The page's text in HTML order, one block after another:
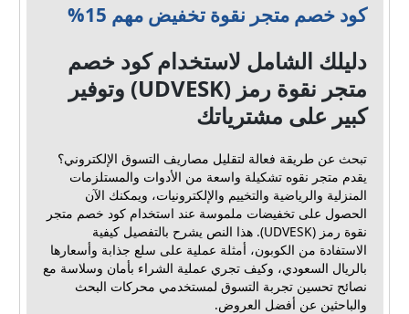
كود خصم متجر نقوة تخفيض مهم 15%
دليلك الشامل لاستخدام كود خصم
متجر نقوة رمز (UDVESK) وتوفير
كبير على مشترياتك
تبحث عن طريقة فعالة لتقليل مصاريف التسوق الإلكتروني؟
يقدم متجر نقوه تشكيلة واسعة من الأدوات والمستلزمات
المنزلية والرياضية والتخييم والإلكترونيات، ويمكنك الآن
الحصول على تخفيضات ملموسة عند استخدام كود خصم متجر
نقوة رمز (UDVESK). هذا النص يشرح بالتفصيل كيفية
الاستفادة من الكوبون، أمثلة عملية على سلع جذابة وأسعارها
بالريال السعودي، وكيف تجري عملية الشراء بأمان وسلاسة مع
نصائح تحسين تجربة التسوق لمستخدمي محركات البحث
والباحثين عن أفضل العروض.